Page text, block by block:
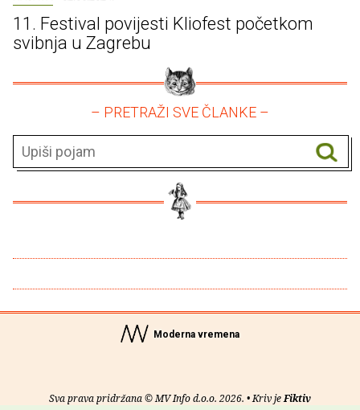
11. Festival povijesti Kliofest početkom
svibnja u Zagrebu
– PRETRAŽI SVE ČLANKE –
Moderna vremena
Sva prava pridržana © MV Info d.o.o. 2026. • Kriv jeFiktiv